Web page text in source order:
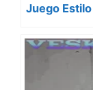
Juego